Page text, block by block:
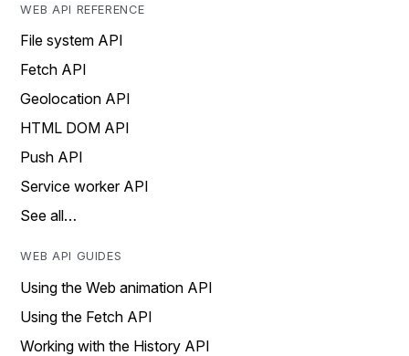
WEB API REFERENCE
File system API
Fetch API
Geolocation API
HTML DOM API
Push API
Service worker API
See all…
WEB API GUIDES
Using the Web animation API
Using the Fetch API
Working with the History API